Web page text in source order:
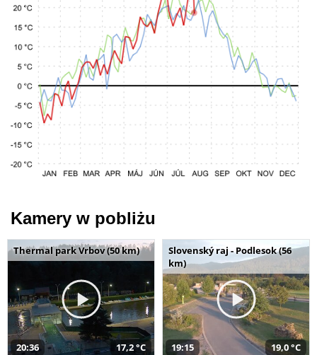
Kamery w pobliżu
Thermal park Vrbov (50 km)
20:36 17,2 °C
Slovenský raj - Podlesok (56
km)
19:15 19,0 °C